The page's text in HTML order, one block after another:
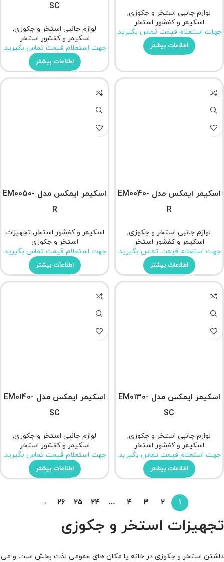
لوازم جانبی استخر و جکوزی,
اسکیمر و کفشور استخر
جهات استعلام قیمت تماس بگیرید.
اطلاعات بیشتر
SC
لوازم جانبی استخر و جکوزی,
اسکیمر و کفشور استخر
جهت استعلام قیمت تماس بگیرید.
اطلاعات بیشتر
اسکیمر ایمکس مدل EM0040-
R
لوازم جانبی استخر و جکوزی,
اسکیمر و کفشور استخر
جهت استعلام قیمت تماس بگیرید.
اطلاعات بیشتر
اسکیمر ایمکس مدل EM0050-
R
اسکیمر و کفشور استخر,تجهیزات
استخر و جکوزی
جهت استعلام قیمت تماس بگیرید.
اطلاعات بیشتر
اسکیمر ایمکس مدل EM0130-
SC
لوازم جانبی استخر و جکوزی,
اسکیمر و کفشور استخر
جهت استعلام قیمت تماس بگیرید.
اطلاعات بیشتر
اسکیمر ایمکس مدل EM0140-
SC
لوازم جانبی استخر و جکوزی,
اسکیمر و کفشور استخر
جهت استعلام قیمت تماس بگیرید.
اطلاعات بیشتر
1
2
3
4
…
24
25
26
→
تجهیزات استخر و جکوزی
داشتن استخر و جکوزی در خانه یا مکان‌ های عمومی لذت بخش است و می‌